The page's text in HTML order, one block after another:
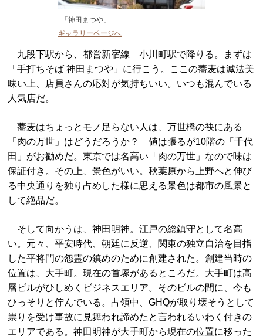
「神田まつや」
ギャラリーページへ
九段下駅から、都営新宿線 小川町駅で降りる。まずは
「手打ちそば 神田まつや」に行こう。ここの蕎麦は滅法美
味い上、店員さんの応対が気持ちいい。いつも混んでいる
人気店だ。
蕎麦はちょっとモノ足らない人は、万世橋の袂にある
「肉の万世」はどうだろうか？ 値は張るが10階の「千代
田」がお勧めだ。東京では名高い「肉の万世」なので味は
保証付き。その上、景色がいい。秋葉原から上野へと伸び
る中央通りを独り占めした様に思える景色は都市の風景と
して絶品だ。
そして向かうは、神田明神。江戸の総鎮守として名高
い。元々、平安時代、朝廷に反逆、関東の独立自治を目指
した平将門の怨霊の鎮めのために創建された。創建当時の
位置は、大手町。現在の首塚があるところだ。大手町は高
層ビルがひしめくビジネスエリア。そのビルの間に、今も
ひっそりと佇んでいる。占領中、GHQが取り壊そうとして
祟りを受け事故に見舞われ諦めたと言われるいわく付きの
エリアである。神田明神が大手町から現在の位置に移った